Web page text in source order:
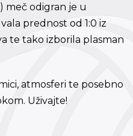
meč odigran je u
prednost od 1:0 iz
te tako izborila plasman
atmosferi te posebno
Uživajte!